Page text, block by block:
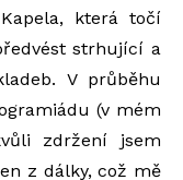
která točí
strhující a
V průběhu
(v mém
zdržení jsem
z dálky, což mě